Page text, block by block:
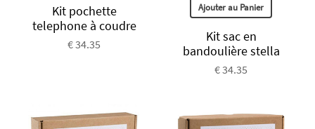
Kit pochette
telephone à coudre
€ 34.35
Ajouter au Panier
Kit sac en
bandoulière stella
€ 34.35